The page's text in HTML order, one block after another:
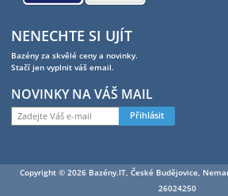
NENECHTE SI UJÍT
Bazény za skvělé ceny a novinky.
Stačí jen vyplnit váš email.
NOVINKY NA VÁŠ MAIL
Přihlásit
Copyright © 2026 Bazény.IT, České Budějovice,
26024250